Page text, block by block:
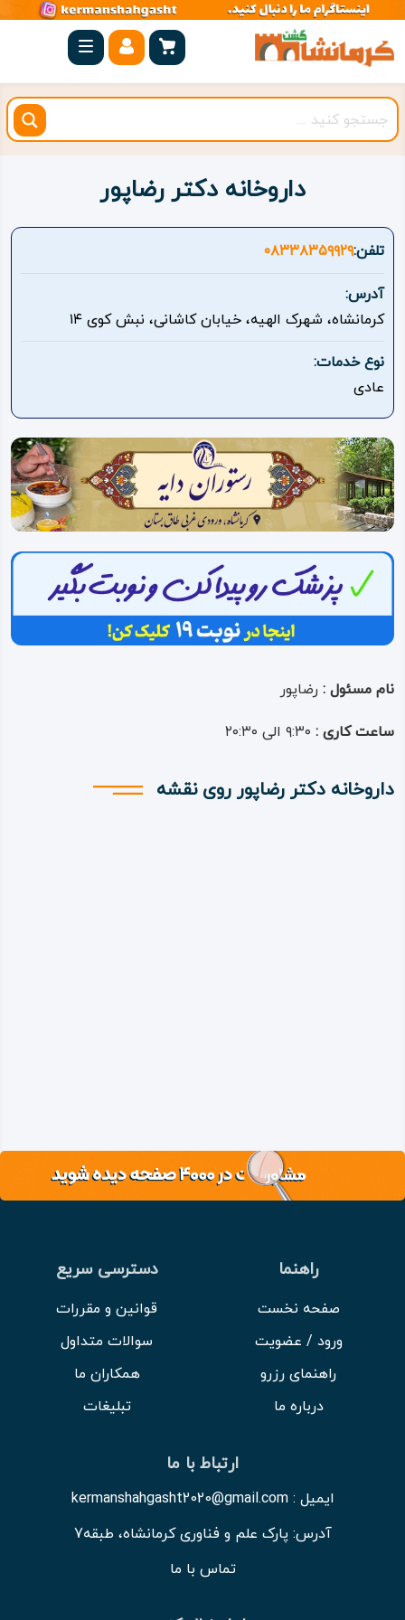
صفحه
اصلی
کرمانشاه
شهرستان
بیستون
روستاهای
هدف
اقامتگاه
ویدئو
درباره
ما
داروخانه دکتر رضاپور
تلفن:۰۸۳۳۸۳۵۹۹۲۹
آدرس:
کرمانشاه، شهرک الهیه، خیابان کاشانی، نبش کوی ۱۴
نوع خدمات:
عادی
نام مسئول : رضاپور
ساعت کاری :
داروخانه دکتر رضاپور روی نقشه
راهنما
صفحه نخست
ورود / عضویت
راهنمای رزرو
درباره ما
دسترسی سریع
قوانین و مقررات
سوالات متداول
همکاران ما
تبلیغات
ارتباط با ما
ایمیل : kermanshahgasht2020@gmail.com
آدرس: پارک علم و فناوری کرمانشاه، طبقه7
تماس با ما